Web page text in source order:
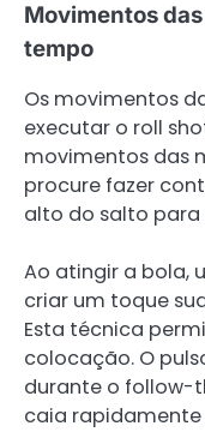
Movimentos
tempo
Os movimentos
executar o roll
movimentos das
procure fazer
alto do salto
Ao atingir a bola,
criar um toque
Esta técnica
colocação. O
durante o follow-
caia